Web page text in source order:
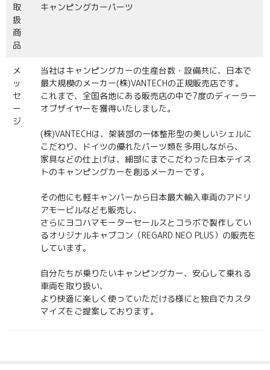
取
扱
商
品
キャンピングカーパーツ
メ
ッ
セ
ー
ジ
当社はキャンピングカーの生産台数・設備共に、日本で
最大規模のメーカー(株)VANTECHの正規販売店です。
これまで、全国各地にある販売店の中で7度のディーラー
オブザイヤーを獲得いたしました。
(株)VANTECHは、架装部の一体整形型の美しいシェルに
こだわり、ドイツの優れたパーツ類を多用しながら、
家具などの仕上げは、細部にまでこだわった日本テイス
トのキャンピングカーを創るメーカーです。
その他にも軽キャンパーから日本最大輸入車両のアドリ
アモービルなども販売し、
さらにヨコハマモーターセールスとコラボで製作してい
るオリジナルキャブコン（REGARD NEO PLUS）の販売を
しています。
自分たちが乗りたいキャンピングカー、安心して乗れる
車両を取り扱い、
より快適に楽しく使っていただける様にと独自でカスタ
マイズをご提案しております。